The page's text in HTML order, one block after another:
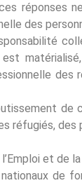
réponses
des
des
et de
de